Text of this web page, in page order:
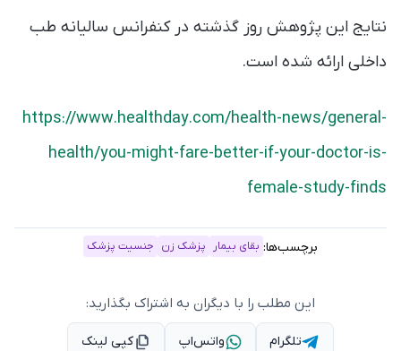
نتایج این پژوهش روز گذشته در کنفرانس سالیانه طب
داخلی ارائه شده است.
https://www.healthday.com/health-news/general-
health/you-might-fare-better-if-your-doctor-is-
female-study-finds
برچسب‌ها: بقای بیمار پزشک زن جنسیت پزشک
این مطلب را با دیگران به اشتراک بگذارید:
تلگرام واتس‌اپ کپی لینک